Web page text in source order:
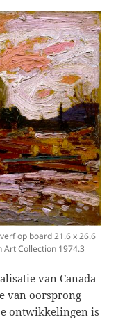
op board 21.6 x 26.6
Art Collection 1974.3
van Canada
van oorsprong
ontwikkelingen is